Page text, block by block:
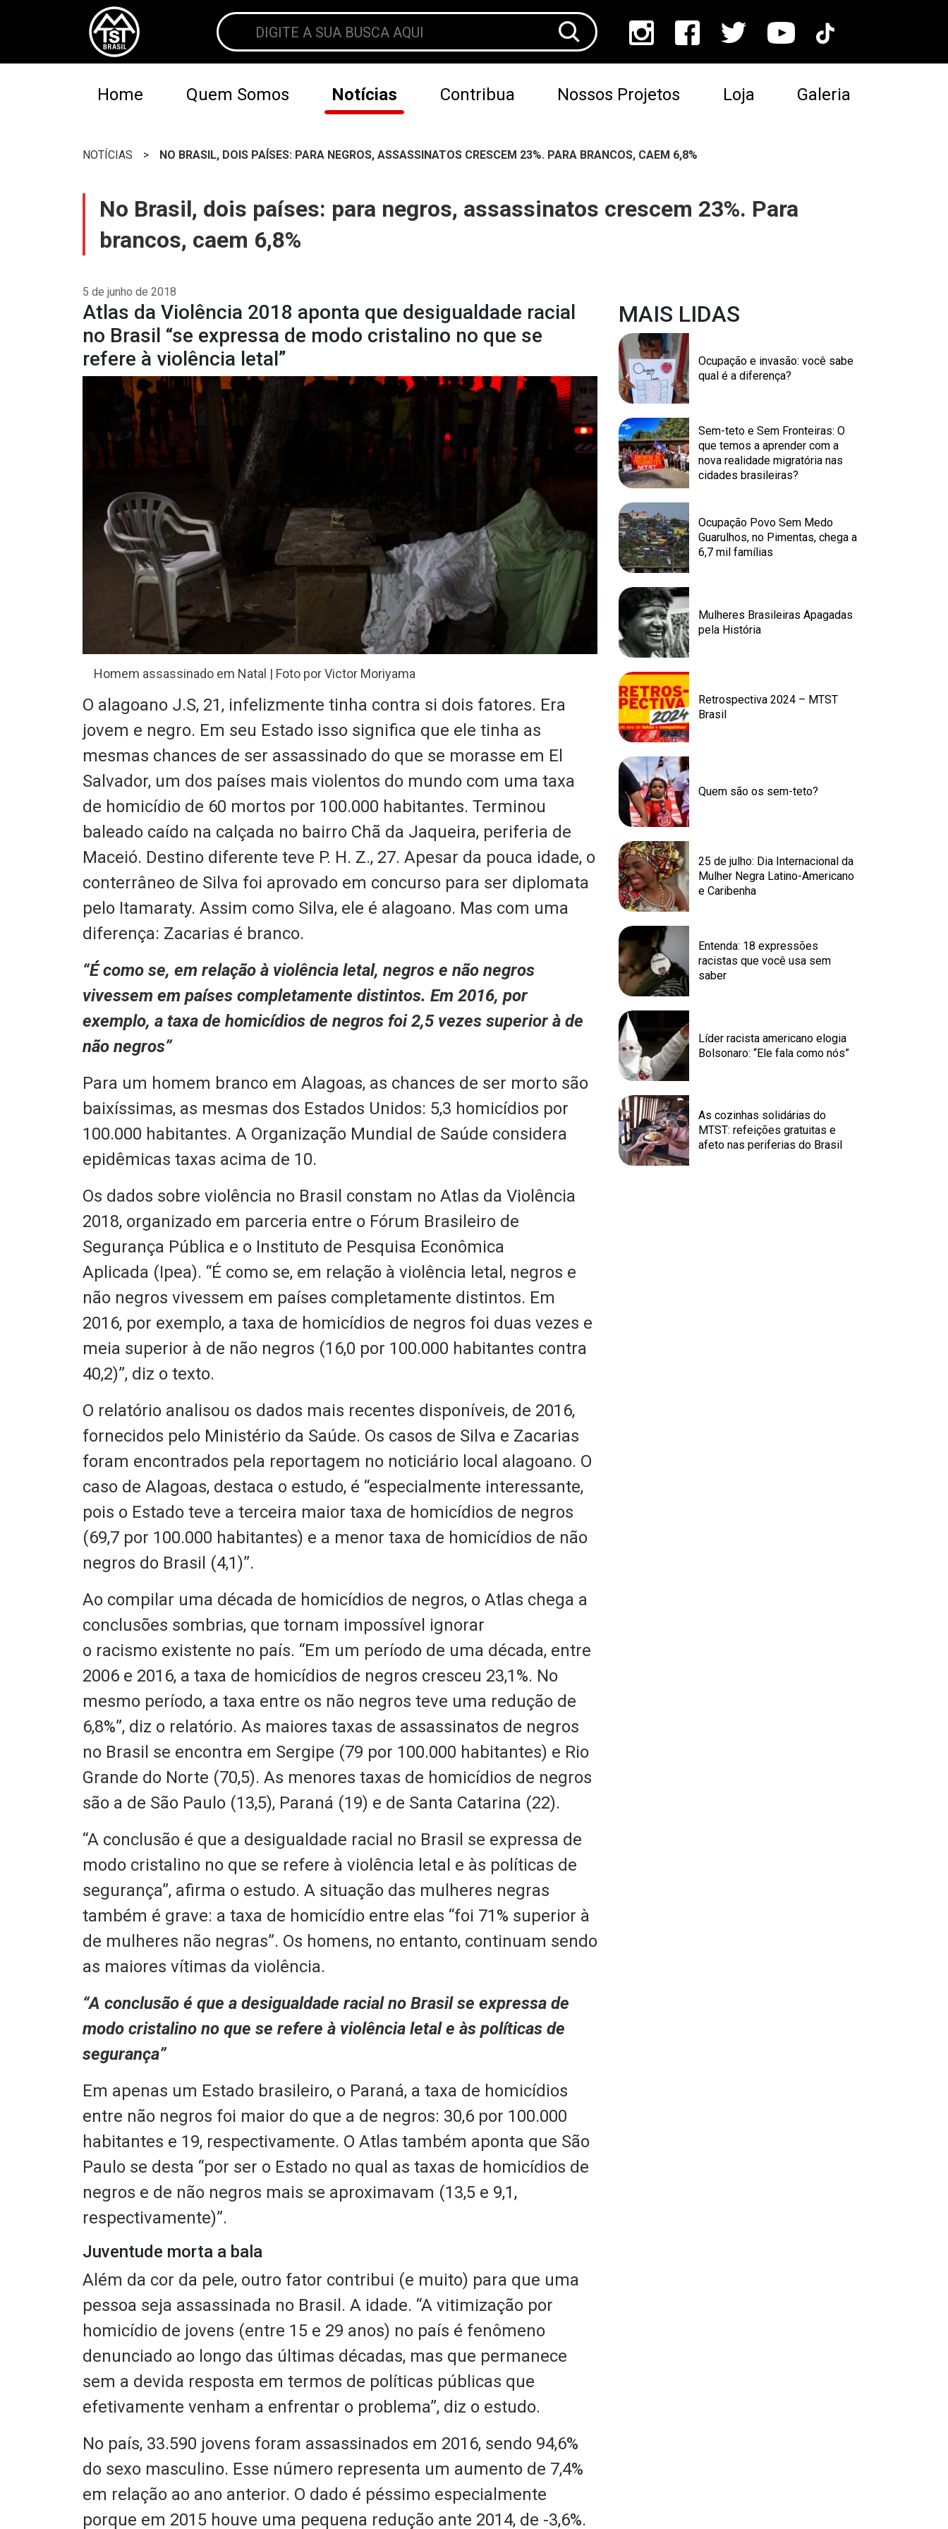
Home Quem Somos Notícias Contribua Nossos Projetos Loja Galeria
NOTÍCIAS > NO BRASIL, DOIS PAÍSES: PARA NEGROS, ASSASSINATOS CRESCEM 23%. PARA BRANCOS, CAEM 6,8%
No Brasil, dois países: para negros, assassinatos crescem 23%. Para
brancos, caem 6,8%
5 de junho de 2018
Atlas da Violência 2018 aponta que desigualdade racial
no Brasil “se expressa de modo cristalino no que se
refere à violência letal”
Homem assassinado em Natal | Foto por Victor Moriyama
O alagoano J.S, 21, infelizmente tinha contra si dois fatores. Era
jovem e negro. Em seu Estado isso significa que ele tinha as
mesmas chances de ser assassinado do que se morasse em El
Salvador, um dos países mais violentos do mundo com uma taxa
de homicídio de 60 mortos por 100.000 habitantes. Terminou
baleado caído na calçada no bairro Chã da Jaqueira, periferia de
Maceió. Destino diferente teve P. H. Z., 27. Apesar da pouca idade, o
conterrâneo de Silva foi aprovado em concurso para ser diplomata
pelo Itamaraty. Assim como Silva, ele é alagoano. Mas com uma
diferença: Zacarias é branco.
“É como se, em relação à violência letal, negros e não negros
vivessem em países completamente distintos. Em 2016, por
exemplo, a taxa de homicídios de negros foi 2,5 vezes superior à de
não negros”
Para um homem branco em Alagoas, as chances de ser morto são
baixíssimas, as mesmas dos Estados Unidos: 5,3 homicídios por
100.000 habitantes. A Organização Mundial de Saúde considera
epidêmicas taxas acima de 10.
Os dados sobre violência no Brasil constam no Atlas da Violência
2018, organizado em parceria entre o Fórum Brasileiro de
Segurança Pública e o Instituto de Pesquisa Econômica
Aplicada (Ipea). “É como se, em relação à violência letal, negros e
não negros vivessem em países completamente distintos. Em
2016, por exemplo, a taxa de homicídios de negros foi duas vezes e
meia superior à de não negros (16,0 por 100.000 habitantes contra
40,2)”, diz o texto.
O relatório analisou os dados mais recentes disponíveis, de 2016,
fornecidos pelo Ministério da Saúde. Os casos de Silva e Zacarias
foram encontrados pela reportagem no noticiário local alagoano. O
caso de Alagoas, destaca o estudo, é “especialmente interessante,
pois o Estado teve a terceira maior taxa de homicídios de negros
(69,7 por 100.000 habitantes) e a menor taxa de homicídios de não
negros do Brasil (4,1)”.
Ao compilar uma década de homicídios de negros, o Atlas chega a
conclusões sombrias, que tornam impossível ignorar
o racismo existente no país. “Em um período de uma década, entre
2006 e 2016, a taxa de homicídios de negros cresceu 23,1%. No
mesmo período, a taxa entre os não negros teve uma redução de
6,8%”, diz o relatório. As maiores taxas de assassinatos de negros
no Brasil se encontra em Sergipe (79 por 100.000 habitantes) e Rio
Grande do Norte (70,5). As menores taxas de homicídios de negros
são a de São Paulo (13,5), Paraná (19) e de Santa Catarina (22).
“A conclusão é que a desigualdade racial no Brasil se expressa de
modo cristalino no que se refere à violência letal e às políticas de
segurança”, afirma o estudo. A situação das mulheres negras
também é grave: a taxa de homicídio entre elas “foi 71% superior à
de mulheres não negras”. Os homens, no entanto, continuam sendo
as maiores vítimas da violência.
“A conclusão é que a desigualdade racial no Brasil se expressa de
modo cristalino no que se refere à violência letal e às políticas de
segurança”
Em apenas um Estado brasileiro, o Paraná, a taxa de homicídios
entre não negros foi maior do que a de negros: 30,6 por 100.000
habitantes e 19, respectivamente. O Atlas também aponta que São
Paulo se desta “por ser o Estado no qual as taxas de homicídios de
negros e de não negros mais se aproximavam (13,5 e 9,1,
respectivamente)”.
Juventude morta a bala
Além da cor da pele, outro fator contribui (e muito) para que uma
pessoa seja assassinada no Brasil. A idade. “A vitimização por
homicídio de jovens (entre 15 e 29 anos) no país é fenômeno
denunciado ao longo das últimas décadas, mas que permanece
sem a devida resposta em termos de políticas públicas que
efetivamente venham a enfrentar o problema”, diz o estudo.
No país, 33.590 jovens foram assassinados em 2016, sendo 94,6%
do sexo masculino. Esse número representa um aumento de 7,4%
em relação ao ano anterior. O dado é péssimo especialmente
porque em 2015 houve uma pequena redução ante 2014, de -3,6%.
MAIS LIDAS
Ocupação e invasão: você sabe
qual é a diferença?
Sem-teto e Sem Fronteiras: O
que temos a aprender com a
nova realidade migratória nas
cidades brasileiras?
Ocupação Povo Sem Medo
Guarulhos, no Pimentas, chega a
6,7 mil famílias
Mulheres Brasileiras Apagadas
pela História
Retrospectiva 2024 – MTST
Brasil
Quem são os sem-teto?
25 de julho: Dia Internacional da
Mulher Negra Latino-Americano
e Caribenha
Entenda: 18 expressões
racistas que você usa sem
saber
Líder racista americano elogia
Bolsonaro: “Ele fala como nós”
As cozinhas solidárias do
MTST: refeições gratuitas e
afeto nas periferias do Brasil